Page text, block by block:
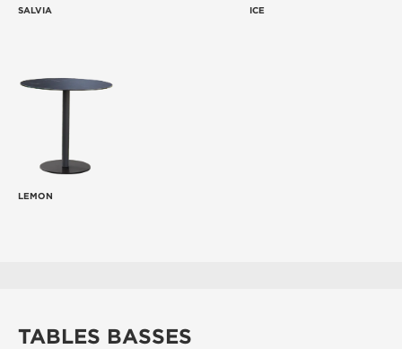
SALVIA ICE
LEMON
TABLES BASSES